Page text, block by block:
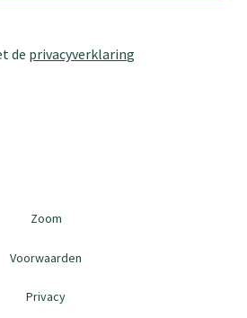
de privacyverklaring
Zoom
Voorwaarden
Privacy